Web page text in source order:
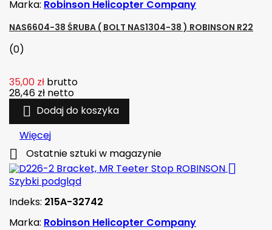
Marka: Robinson Helicopter Company
NAS6604-38 ŚRUBA ( BOLT NAS1304-38 ) ROBINSON R22
(0)
35,00 zł brutto
28,46 zł netto
 Dodaj do koszyka
Więcej
 Ostatnie sztuki w magazynie

Szybki podgląd
Indeks: 215A-32742
Marka: Robinson Helicopter Company